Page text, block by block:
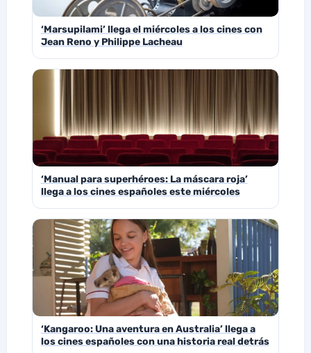
‘Marsupilami’ llega el miércoles a los cines con
Jean Reno y Philippe Lacheau
‘Manual para superhéroes: La máscara roja’
llega a los cines españoles este miércoles
‘Kangaroo: Una aventura en Australia’ llega a
los cines españoles con una historia real detrás